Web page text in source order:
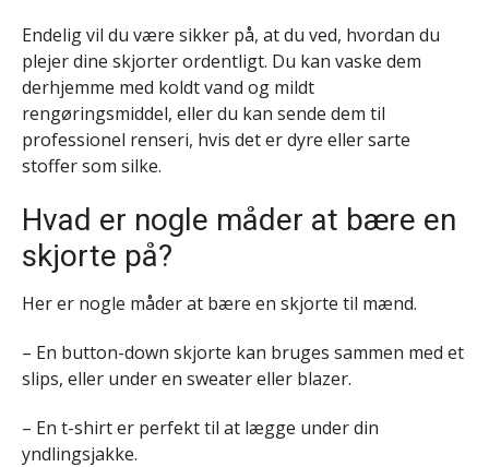
Endelig vil du være sikker på, at du ved, hvordan du
plejer dine skjorter ordentligt. Du kan vaske dem
derhjemme med koldt vand og mildt
rengøringsmiddel, eller du kan sende dem til
professionel renseri, hvis det er dyre eller sarte
stoffer som silke.
Hvad er nogle måder at bære en
skjorte på?
Her er nogle måder at bære en skjorte til mænd.
– En button-down skjorte kan bruges sammen med et
slips, eller under en sweater eller blazer.
– En t-shirt er perfekt til at lægge under din
yndlingsjakke.